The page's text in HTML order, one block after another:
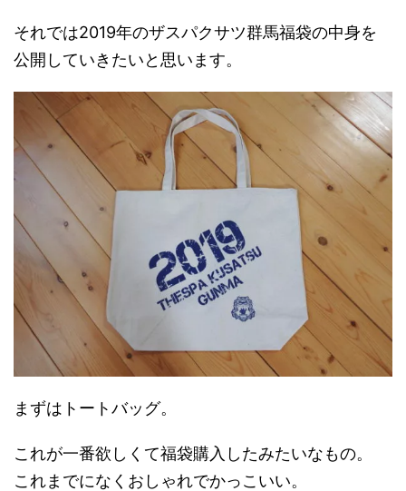
それでは2019年のザスパクサツ群馬福袋の中身を
公開していきたいと思います。
まずはトートバッグ。
これが一番欲しくて福袋購入したみたいなもの。
これまでになくおしゃれでかっこいい。